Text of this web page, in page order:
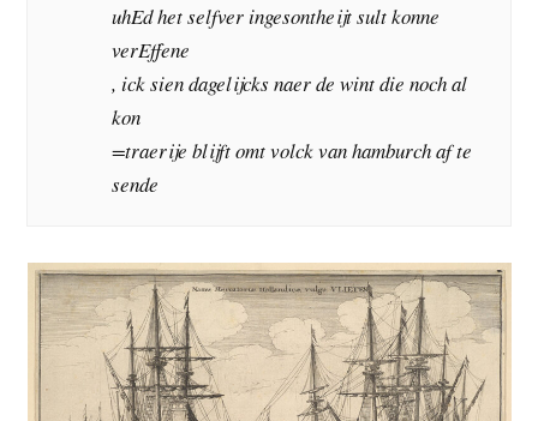
uhEd het selfver ingesontheijt sult konne
verEffene
, ick sien dagelijcks naer de wint die noch al
kon
=traerije blijft omt volck van hamburch af te
sende